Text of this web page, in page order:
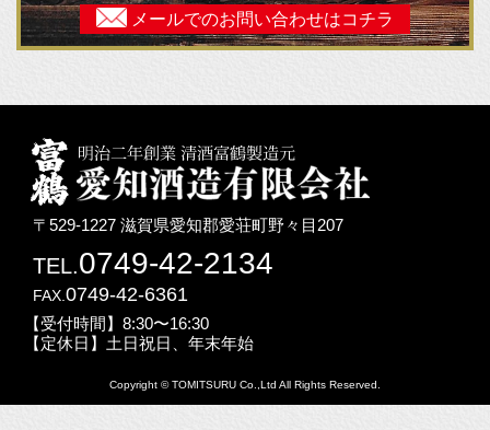
メールでのお問い合わせはコチラ
〒529-1227 滋賀県愛知郡愛荘町野々目207
TEL.0749-42-2134
FAX. 0749-42-6361
【受付時間】8:30〜16:30
【定休日】土日祝日、年末年始
Copyright © TOMITSURU Co.,Ltd All Rights Reserved.